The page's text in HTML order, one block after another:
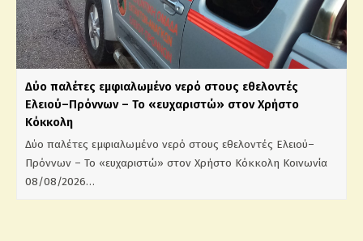
Δύο παλέτες εμφιαλωμένο νερό στους εθελοντές
Ελειού–Πρόννων – Το «ευχαριστώ» στον Χρήστο
Κόκκολη
Δύο παλέτες εμφιαλωμένο νερό στους εθελοντές Ελειού–
Πρόννων – Το «ευχαριστώ» στον Χρήστο Κόκκολη Κοινωνία
08/08/2026…